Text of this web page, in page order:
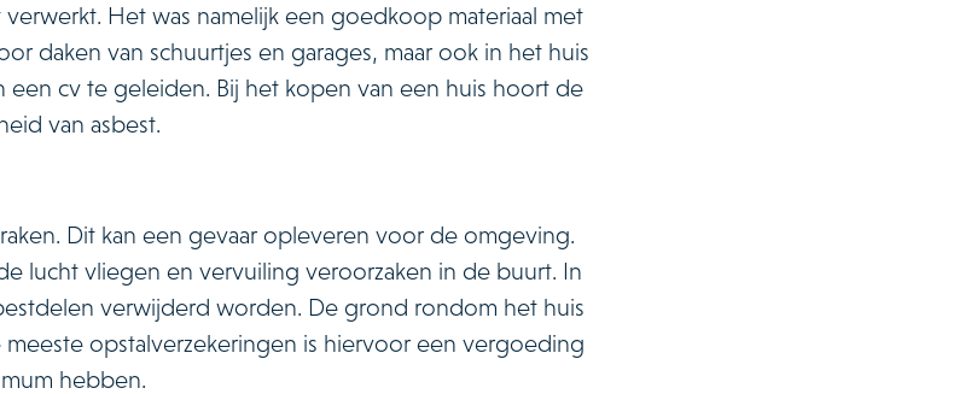
Het was namelijk een goedkoop materiaal met
daken van schuurtjes en garages, maar ook in het huis
cv te geleiden. Bij het kopen van een huis hoort de
van asbest.
Dit kan een gevaar opleveren voor de omgeving.
lucht vliegen en vervuiling veroorzaken in de buurt. In
verwijderd worden. De grond rondom het huis
opstalverzekeringen is hiervoor een vergoeding
hebben.